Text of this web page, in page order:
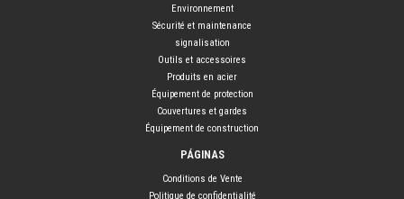
Environnement
Sécurité et maintenance
signalisation
Outils et accessoires
Produits en acier
Équipement de protection
Couvertures et gardes
Équipement de construction
PÁGINAS
Conditions de Vente
Politique de confidentialité